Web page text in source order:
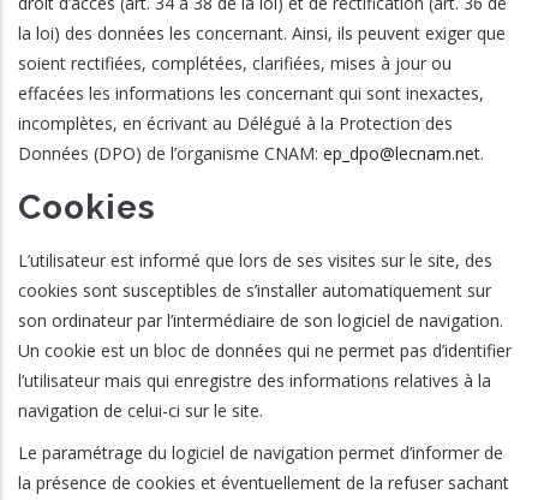
la loi) des données les concernant. Ainsi, ils peuvent exiger que
soient rectifiées, complétées, clarifiées, mises à jour ou
effacées les informations les concernant qui sont inexactes,
incomplètes, en écrivant au Délégué à la Protection des
Données (DPO) de l’organisme CNAM: ep_dpo@lecnam.net.
Cookies
L’utilisateur est informé que lors de ses visites sur le site, des
cookies sont susceptibles de s’installer automatiquement sur
son ordinateur par l’intermédiaire de son logiciel de navigation.
Un cookie est un bloc de données qui ne permet pas d’identifier
l’utilisateur mais qui enregistre des informations relatives à la
navigation de celui-ci sur le site.
Le paramétrage du logiciel de navigation permet d’informer de
la présence de cookies et éventuellement de la refuser sachant